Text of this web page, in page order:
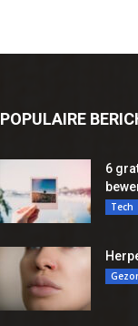
POPULAIRE
6
Tech